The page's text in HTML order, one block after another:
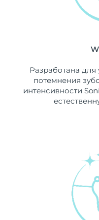
Разработана для
потемнения
интенсивности
Люксембург
Макао (САР)